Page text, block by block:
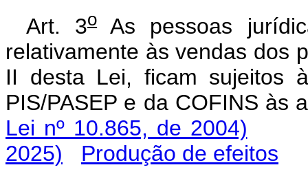
Art. 3oAs pessoas
relativamente às vendas dos
II desta Lei, ficam sujeitos
PIS/PASEP e da COFINS
Lei nº 10.865, de 2004)
2025)
Produção de efeitos